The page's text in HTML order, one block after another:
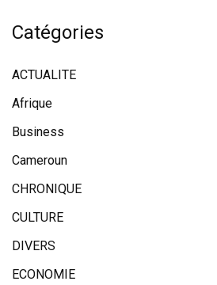
Catégories
ACTUALITE
Afrique
Business
Cameroun
CHRONIQUE
CULTURE
DIVERS
ECONOMIE